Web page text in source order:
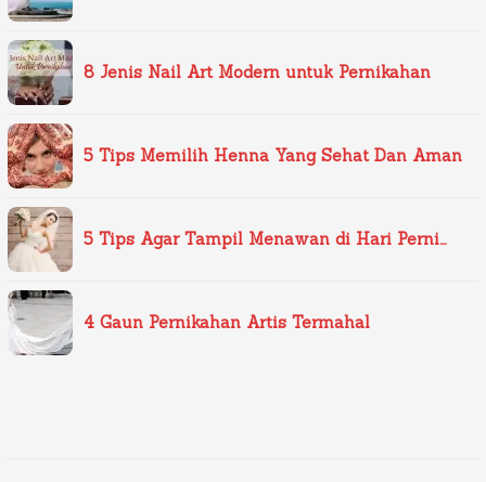
8 Jenis Nail Art Modern untuk Pernikahan
5 Tips Memilih Henna Yang Sehat Dan Aman
5 Tips Agar Tampil Menawan di Hari Perni…
4 Gaun Pernikahan Artis Termahal